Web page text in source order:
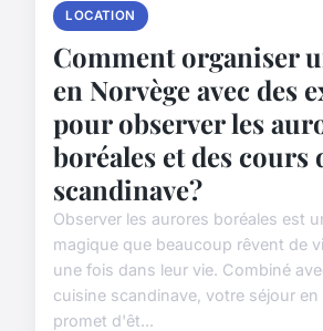
LOCATION
Comment organiser
en Norvège avec des
pour observer les
boréales et des cours
scandinave?
Observer les aurores boréales est
magique que beaucoup rêvent de
une fois dans leur vie. Combiné
cuisine scandinave, votre séjour en
promet d'êt...